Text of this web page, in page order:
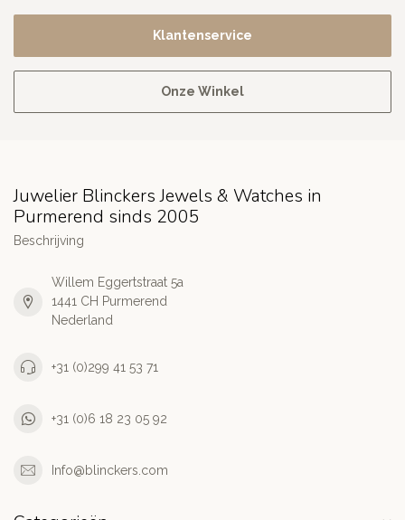
Klantenservice
Onze Winkel
Juwelier Blinckers Jewels & Watches in
Purmerend sinds 2005
Beschrijving
Willem Eggertstraat 5a
1441 CH Purmerend
Nederland
+31 (0)299 41 53 71
+31 (0)6 18 23 05 92
Info@blinckers.com